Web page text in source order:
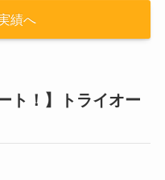
績へ
ト！】トライオー